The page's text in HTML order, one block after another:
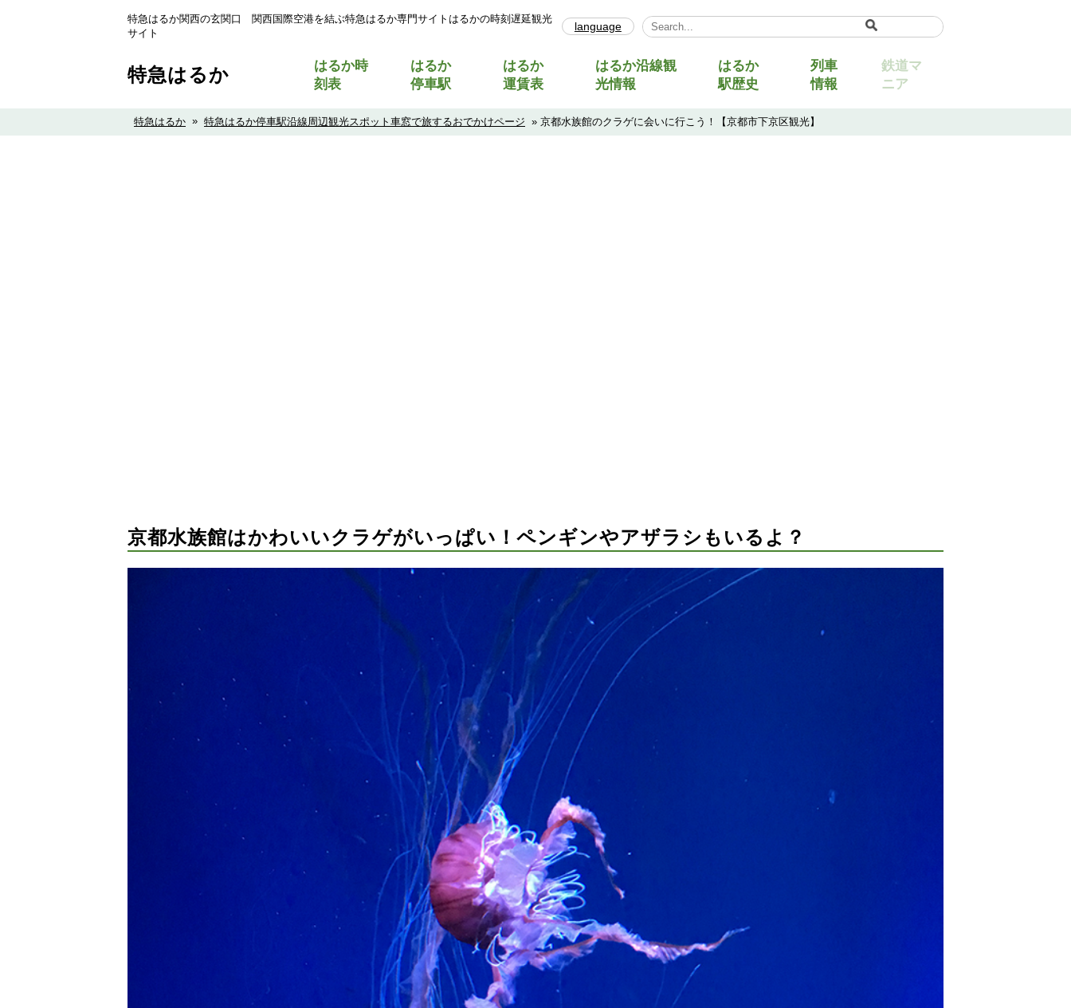
特急はるか関西の玄関口 関西国際空港を結ぶ特急はるか専門サイトはるかの時刻遅延観光
サイト
language
Select Language ▼
特急はるか
はるか時
刻表
はるか
停車駅
はるか
運賃表
はるか沿線観
光情報
はるか
駅歴史
列車
情報
鉄道マ
ニア
特急はるか » 特急はるか停車駅沿線周辺観光スポット車窓で旅するおでかけページ » 京都水族館のクラゲに会いに行こう！【京都市下京区観光】
京都水族館はかわいいクラゲがいっぱい！ペンギンやアザラシもいるよ？